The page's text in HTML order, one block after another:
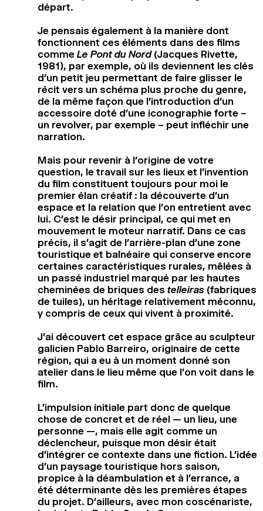
départ.
Je pensais également à la manière dont
fonctionnent ces éléments dans des films
comme Le Pont du Nord (Jacques Rivette,
1981), par exemple, où ils deviennent les clés
d’un petit jeu permettant de faire glisser le
récit vers un schéma plus proche du genre,
de la même façon que l’introduction d’un
accessoire doté d’une iconographie forte –
un revolver, par exemple – peut infléchir une
narration.
Mais pour revenir à l’origine de votre
question, le travail sur les lieux et l’invention
du film constituent toujours pour moi le
premier élan créatif : la découverte d’un
espace et la relation que l’on entretient avec
lui. C’est le désir principal, ce qui met en
mouvement le moteur narratif. Dans ce cas
précis, il s’agit de l’arrière-plan d’une zone
touristique et balnéaire qui conserve encore
certaines caractéristiques rurales, mêlées à
un passé industriel marqué par les hautes
cheminées de briques des telleiras (fabriques
de tuiles), un héritage relativement méconnu,
y compris de ceux qui vivent à proximité.
J’ai découvert cet espace grâce au sculpteur
galicien Pablo Barreiro, originaire de cette
région, qui a eu à un moment donné son
atelier dans le lieu même que l’on voit dans le
film.
L’impulsion initiale part donc de quelque
chose de concret et de réel — un lieu, une
personne —, mais elle agit comme un
déclencheur, puisque mon désir était
d’intégrer ce contexte dans une fiction. L’idée
d’un paysage touristique hors saison,
propice à la déambulation et à l’errance, a
été déterminante dès les premières étapes
du projet. D’ailleurs, avec mon coscénariste,